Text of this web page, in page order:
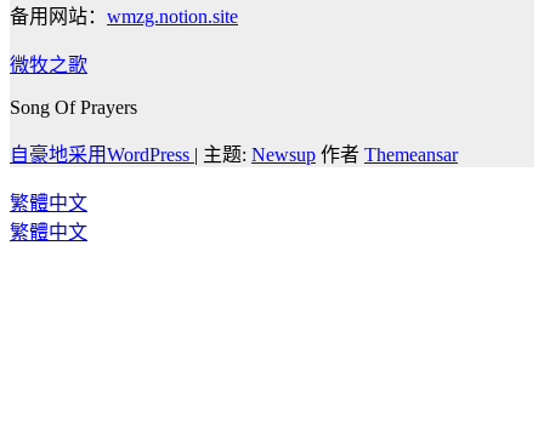
备用网站： wmzg.notion.site
微牧之歌
Song Of Prayers
自豪地采用WordPress | 主题: Newsup 作者 Themeansar
繁體中文
繁體中文